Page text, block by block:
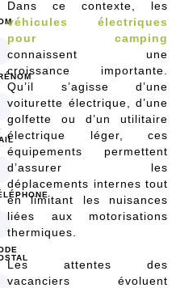
Dans ce contexte, les
véhicules électriques
pour camping
connaissent une
croissance importante.
Qu’il s’agisse d’une
voiturette électrique, d’une
golfette ou d’un utilitaire
électrique léger, ces
équipements permettent
d’assurer les
déplacements internes tout
en limitant les nuisances
liées aux motorisations
thermiques.
Les attentes des
vacanciers évoluent